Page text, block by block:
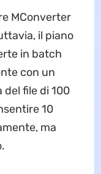
MConverter
il piano
in batch
con un
del file di 100
10
ma